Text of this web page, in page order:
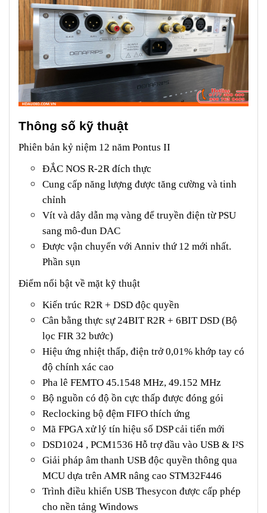
Thông số kỹ thuật
Phiên bản kỷ niệm 12 năm Pontus II
ĐẮC NOS R-2R đích thực
Cung cấp năng lượng được tăng cường và tinh
chỉnh
Vít và dây dẫn mạ vàng để truyền điện từ PSU
sang mô-đun DAC
Được vận chuyển với Anniv thứ 12 mới nhất.
Phần sụn
Điểm nổi bật về mặt kỹ thuật
Kiến trúc R2R + DSD độc quyền
Cân bằng thực sự 24BIT R2R + 6BIT DSD (Bộ
lọc FIR 32 bước)
Hiệu ứng nhiệt thấp, điện trở 0,01% khớp tay có
độ chính xác cao
Pha lê FEMTO 45.1548 MHz, 49.152 MHz
Bộ nguồn có độ ồn cực thấp được đóng gói
Reclocking bộ đệm FIFO thích ứng
Mã FPGA xử lý tín hiệu số DSP cải tiến mới
DSD1024 , PCM1536 Hỗ trợ đầu vào USB & I²S
Giải pháp âm thanh USB độc quyền thông qua
MCU dựa trên AMR nâng cao STM32F446
Trình điều khiển USB Thesycon được cấp phép
cho nền tảng Windows